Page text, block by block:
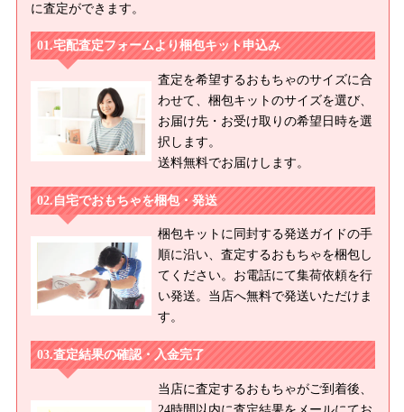
に査定ができます。
宅配査定フォームより梱包キット申込み
査定を希望するおもちゃのサイズに合
わせて、梱包キットのサイズを選び、
お届け先・お受け取りの希望日時を選
択します。
送料無料でお届けします。
自宅でおもちゃを梱包・発送
梱包キットに同封する発送ガイドの手
順に沿い、査定するおもちゃを梱包し
てください。お電話にて集荷依頼を行
い発送。当店へ無料で発送いただけま
す。
査定結果の確認・入金完了
当店に査定するおもちゃがご到着後、
24時間以内に査定結果をメールにてお